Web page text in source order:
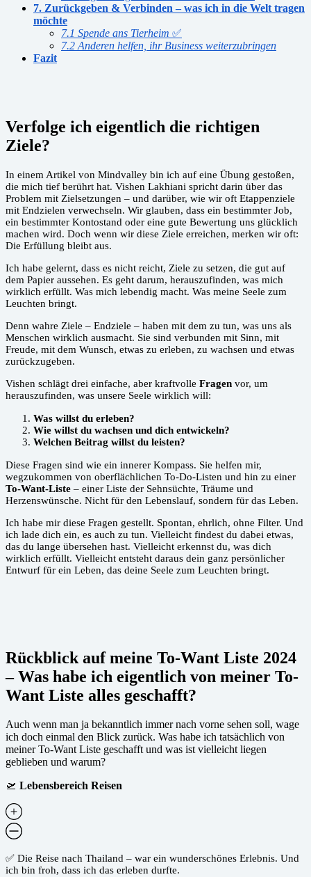
7. Zurückgeben & Verbinden – was ich in die Welt tragen
möchte
7.1 Spende ans Tierheim ✅
7.2 Anderen helfen, ihr Business weiterzubringen
Fazit
Verfolge ich eigentlich die richtigen
Ziele?
In einem Artikel von Mindvalley bin ich auf eine Übung gestoßen,
die mich tief berührt hat. Vishen Lakhiani spricht darin über das
Problem mit Zielsetzungen – und darüber, wie wir oft Etappenziele
mit Endzielen verwechseln. Wir glauben, dass ein bestimmter Job,
ein bestimmter Kontostand oder eine gute Bewertung uns glücklich
machen wird. Doch wenn wir diese Ziele erreichen, merken wir oft:
Die Erfüllung bleibt aus.
Ich habe gelernt, dass es nicht reicht, Ziele zu setzen, die gut auf
dem Papier aussehen. Es geht darum, herauszufinden, was mich
wirklich erfüllt. Was mich lebendig macht. Was meine Seele zum
Leuchten bringt.
Denn wahre Ziele – Endziele – haben mit dem zu tun, was uns als
Menschen wirklich ausmacht. Sie sind verbunden mit Sinn, mit
Freude, mit dem Wunsch, etwas zu erleben, zu wachsen und etwas
zurückzugeben.
Vishen schlägt drei einfache, aber kraftvolle Fragen vor, um
herauszufinden, was unsere Seele wirklich will:
Was willst du erleben?
Wie willst du wachsen und dich entwickeln?
Welchen Beitrag willst du leisten?
Diese Fragen sind wie ein innerer Kompass. Sie helfen mir,
wegzukommen von oberflächlichen To-Do-Listen und hin zu einer
To-Want-Liste – einer Liste der Sehnsüchte, Träume und
Herzenswünsche. Nicht für den Lebenslauf, sondern für das Leben.
Ich habe mir diese Fragen gestellt. Spontan, ehrlich, ohne Filter. Und
ich lade dich ein, es auch zu tun. Vielleicht findest du dabei etwas,
das du lange übersehen hast. Vielleicht erkennst du, was dich
wirklich erfüllt. Vielleicht entsteht daraus dein ganz persönlicher
Entwurf für ein Leben, das deine Seele zum Leuchten bringt.
Rückblick auf meine To-Want Liste 2024
– Was habe ich eigentlich von meiner To-
Want Liste alles geschafft?
Auch wenn man ja bekanntlich immer nach vorne sehen soll, wage
ich doch einmal den Blick zurück. Was habe ich tatsächlich von
meiner To-Want Liste geschafft und was ist vielleicht liegen
geblieben und warum?
🛫 Lebensbereich Reisen
✅ Die Reise nach Thailand – war ein wunderschönes Erlebnis. Und
ich bin froh, dass ich das erleben durfte.